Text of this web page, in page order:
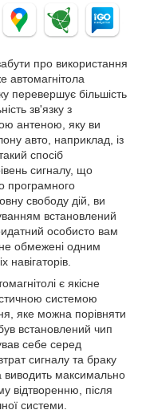
про використання
автомагнітола
перевершує більшість
зв'язку з
антеною, яку ви
авто, наприклад, із
спосіб
сигналу, що
програмного
свободу дій, ви
встановлений
особисто вам
обмежені одним
навігаторів.
є якісне
системою
яке можна порівняти
встановлений чип
себе серед
сигналу та браку
виводить максимально
відтворенню, після
системи.